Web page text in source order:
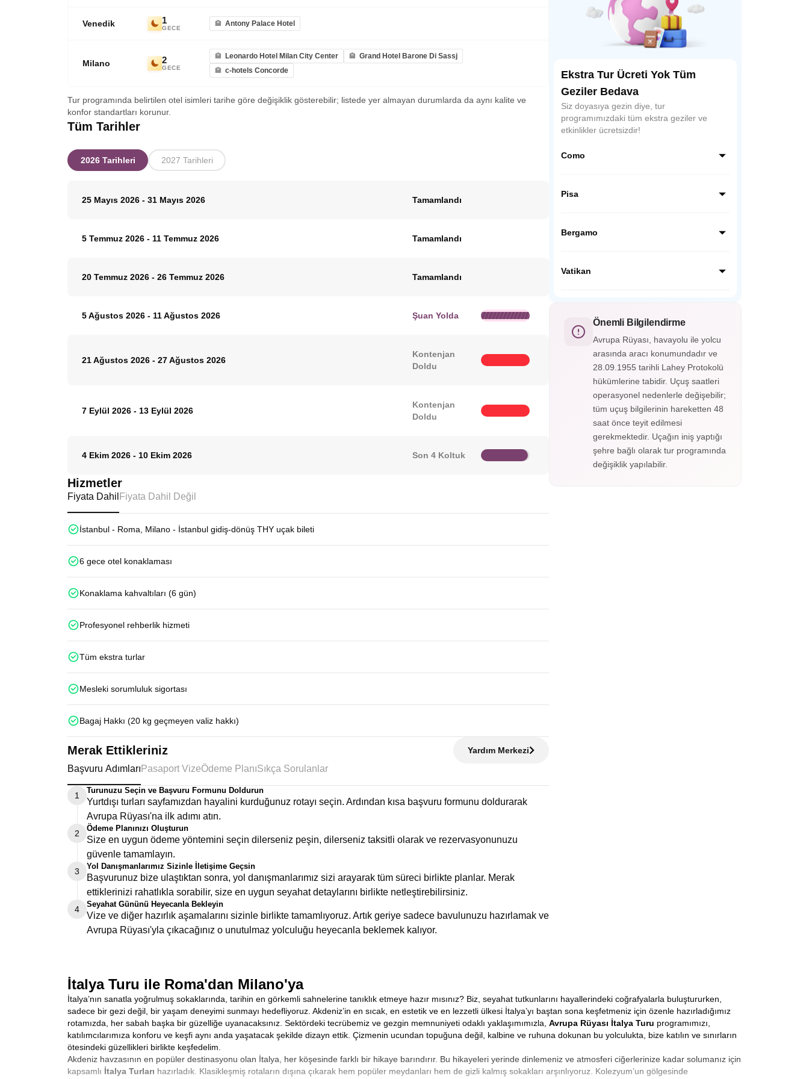
Venedik 1
GECE
Antony Palace Hotel
Milano 2
GECE
Leonardo Hotel Milan City Center
Grand Hotel Barone Di Sassj
c-hotels Concorde
Tur programında belirtilen otel isimleri tarihe göre değişiklik gösterebilir; listede yer almayan durumlarda da aynı kalite ve
konfor standartları korunur.
Tüm Tarihler
2026 Tarihleri 2027 Tarihleri
25 Mayıs 2026 - 31 Mayıs 2026 Tamamlandı
5 Temmuz 2026 - 11 Temmuz 2026 Tamamlandı
20 Temmuz 2026 - 26 Temmuz 2026 Tamamlandı
5 Ağustos 2026 - 11 Ağustos 2026 Şuan Yolda
21 Ağustos 2026 - 27 Ağustos 2026
Kontenjan
Doldu
7 Eylül 2026 - 13 Eylül 2026
Kontenjan
Doldu
4 Ekim 2026 - 10 Ekim 2026 Son 4 Koltuk
Hizmetler
Fiyata Dahil Fiyata Dahil Değil
İstanbul - Roma, Milano - İstanbul gidiş-dönüş THY uçak bileti
6 gece otel konaklaması
Konaklama kahvaltıları (6 gün)
Profesyonel rehberlik hizmeti
Tüm ekstra turlar
Mesleki sorumluluk sigortası
Bagaj Hakkı (20 kg geçmeyen valiz hakkı)
Merak Ettikleriniz Yardım Merkezi
Başvuru Adımları Pasaport VizeÖdeme Planı Sıkça Sorulanlar
1
Turunuzu Seçin ve Başvuru Formunu Doldurun
Yurtdışı turları sayfamızdan hayalini kurduğunuz rotayı seçin. Ardından kısa başvuru formunu doldurarak
Avrupa Rüyası'na ilk adımı atın.
2
Ödeme Planınızı Oluşturun
Size en uygun ödeme yöntemini seçin dilerseniz peşin, dilerseniz taksitli olarak ve rezervasyonunuzu
güvenle tamamlayın.
3
Yol Danışmanlarımız Sizinle İletişime Geçsin
Başvurunuz bize ulaştıktan sonra, yol danışmanlarımız sizi arayarak tüm süreci birlikte planlar. Merak
ettiklerinizi rahatlıkla sorabilir, size en uygun seyahat detaylarını birlikte netleştirebilirsiniz.
4
Seyahat Gününü Heyecanla Bekleyin
Vize ve diğer hazırlık aşamalarını sizinle birlikte tamamlıyoruz. Artık geriye sadece bavulunuzu hazırlamak ve
Avrupa Rüyası'yla çıkacağınız o unutulmaz yolculuğu heyecanla beklemek kalıyor.
Ekstra Tur Ücreti Yok Tüm
Geziler Bedava
Siz doyasıya gezin diye, tur
programımızdaki tüm ekstra geziler ve
etkinlikler ücretsizdir!
Como
eteklerinde yer alan büyüleyici bir göl
atmosferiyle ünlüdür.
Pisa
ve dünyaca ünlü eğik kulesiyle tanınır.
Bergamo
yer alan tarihi bir şehirdir. Üst ve alt şehir
Vatikan
bu kutsal şehirde Aziz Petrus Bazilikası,
Vatikan Müzeleri ve Michelangelo’nun eseri
ünlü Sistina Şapeli bulunur.
Önemli Bilgilendirme
Avrupa Rüyası, havayolu ile yolcu
arasında aracı konumundadır ve
28.09.1955 tarihli Lahey Protokolü
hükümlerine tabidir. Uçuş saatleri
operasyonel nedenlerle değişebilir;
tüm uçuş bilgilerinin hareketten 48
saat önce teyit edilmesi
gerekmektedir. Uçağın iniş yaptığı
şehre bağlı olarak tur programında
değişiklik yapılabilir.
İtalya Turu ile Roma'dan Milano'ya
İtalya’nın sanatla yoğrulmuş sokaklarında, tarihin en görkemli sahnelerine tanıklık etmeye hazır mısınız? Biz, seyahat tutkunlarını hayallerindeki coğrafyalarla buluştururken,
sadece bir gezi değil, bir yaşam deneyimi sunmayı hedefliyoruz. Akdeniz’in en sıcak, en estetik ve en lezzetli ülkesi İtalya’yı baştan sona keşfetmeniz için özenle hazırladığımız
rotamızda, her sabah başka bir güzelliğe uyanacaksınız. Sektördeki tecrübemiz ve gezgin memnuniyeti odaklı yaklaşımımızla, Avrupa Rüyası İtalya Turu programımızı,
katılımcılarımıza konforu ve keşfi aynı anda yaşatacak şekilde dizayn ettik. Çizmenin ucundan topuğuna değil, kalbine ve ruhuna dokunan bu yolculukta, bize katılın ve sınırların
ötesindeki güzellikleri birlikte keşfedelim.
Akdeniz havzasının en popüler destinasyonu olan İtalya, her köşesinde farklı bir hikaye barındırır. Bu hikayeleri yerinde dinlemeniz ve atmosferi ciğerlerinize kadar solumanız için
kapsamlı İtalya Turları hazırladık. Klasikleşmiş rotaların dışına çıkarak hem popüler meydanları hem de gizli kalmış sokakları arşınlıyoruz. Kolezyum’un gölgesinde